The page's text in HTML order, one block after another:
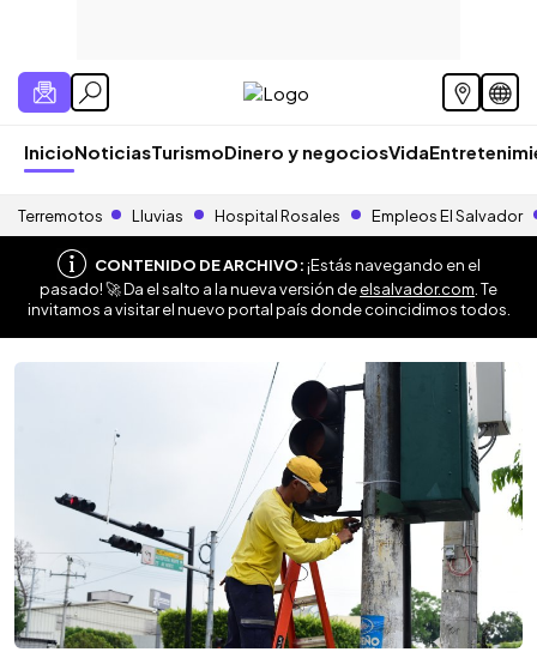
InicioNoticiasTurismoDinero y negociosVida
Terremotos Lluvias Hospital Rosales Empleos El Salvador
CONTENIDO DE ARCHIVO:¡Estás navegando en el
pasado! 🚀 Da el salto a la nueva versión deelsalvador.com . Te
invitamos a visitar el nuevo portal país donde coincidimos todos.